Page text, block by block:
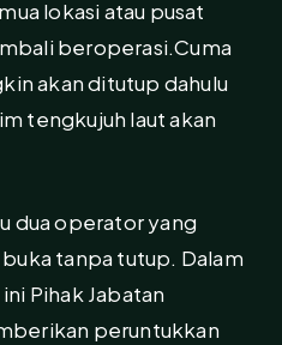
lokasi atau pusat
beroperasi.Cuma
akan ditutup dahulu
tengkujuh laut akan
dua operator yang
tanpa tutup. Dalam
Pihak Jabatan
peruntukkan